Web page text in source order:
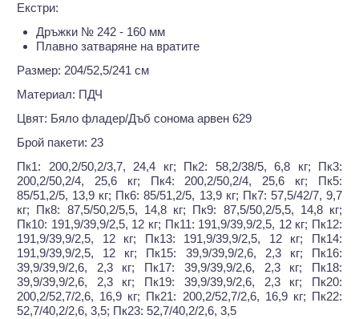
Екстри:
Дръжки № 242 - 160 мм
Плавно затваряне на вратите
Размер: 204/52,5/241 см
Материал: ПДЧ
Цвят: Бяло фладер/Дъб сонома арвен 629
Брой пакети: 23
Пк1: 200,2/50,2/3,7, 24,4 кг; Пк2: 58,2/38/5, 6,8 кг; Пк3:
200,2/50,2/4, 25,6 кг; Пк4: 200,2/50,2/4, 25,6 кг; Пк5:
85/51,2/5, 13,9 кг; Пк6: 85/51,2/5, 13,9 кг; Пк7: 57,5/42/7, 9,7
кг; Пк8: 87,5/50,2/5,5, 14,8 кг; Пк9: 87,5/50,2/5,5, 14,8 кг;
Пк10: 191,9/39,9/2,5, 12 кг; Пк11: 191,9/39,9/2,5, 12 кг; Пк12:
191,9/39,9/2,5, 12 кг; Пк13: 191,9/39,9/2,5, 12 кг; Пк14:
191,9/39,9/2,5, 12 кг; Пк15: 39,9/39,9/2,6, 2,3 кг; Пк16:
39,9/39,9/2,6, 2,3 кг; Пк17: 39,9/39,9/2,6, 2,3 кг; Пк18:
39,9/39,9/2,6, 2,3 кг; Пк19: 39,9/39,9/2,6, 2,3 кг; Пк20:
200,2/52,7/2,6, 16,9 кг; Пк21: 200,2/52,7/2,6, 16,9 кг; Пк22:
52,7/40,2/2,6, 3,5; Пк23: 52,7/40,2/2,6, 3,5